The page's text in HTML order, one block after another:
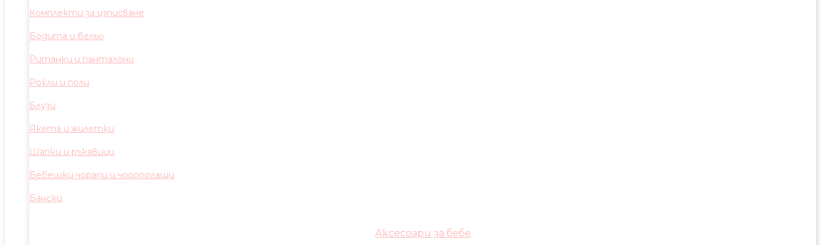
Комплекти за изписване
Бодита и бельо
Ританки и панталони
Рокли и поли
Блузи
Якета и жилетки
Шапки и ръкавици
Бебешки чорапи и чоропогащи
Бански
Аксесоари за бебе